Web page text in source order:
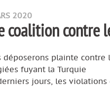
2020
coalition contre
déposerons plainte contre
fuyant la Turquie
jours, les violations